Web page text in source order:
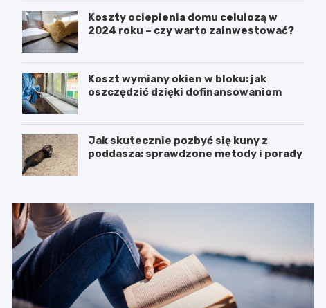
Koszty ocieplenia domu celulozą w
2024 roku – czy warto zainwestować?
Koszt wymiany okien w bloku: jak
oszczędzić dzięki dofinansowaniom
Jak skutecznie pozbyć się kuny z
poddasza: sprawdzone metody i porady